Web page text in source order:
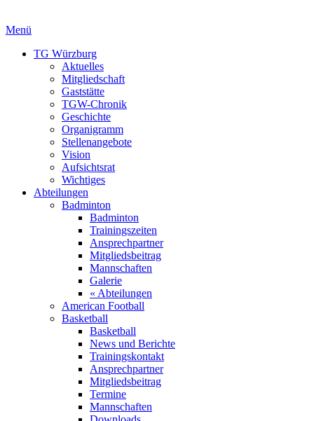
Menü
TG Würzburg
Aktuelles
Mitgliedschaft
Gaststätte
TGW-Chronik
Geschichte
Organigramm
Stellenangebote
Vision
Aufsichtsrat
Wichtiges
Abteilungen
Badminton
Badminton
Trainingszeiten
Ansprechpartner
Mitgliedsbeitrag
Mannschaften
Galerie
« Abteilungen
American Football
Basketball
Basketball
News und Berichte
Trainingskontakt
Ansprechpartner
Mitgliedsbeitrag
Termine
Mannschaften